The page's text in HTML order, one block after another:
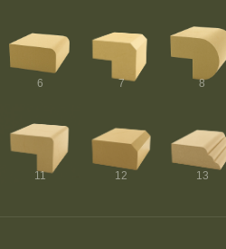
8
7
6
11 12 13